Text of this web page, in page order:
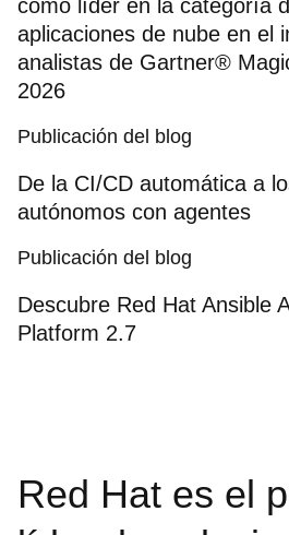
como líder en la categoría
aplicaciones de nube en el
analistas de Gartner®
2026
Publicación del blog
De la CI/CD automática a
autónomos con agentes
Publicación del blog
Descubre Red Hat Ansible
Platform 2.7
Red Hat es el